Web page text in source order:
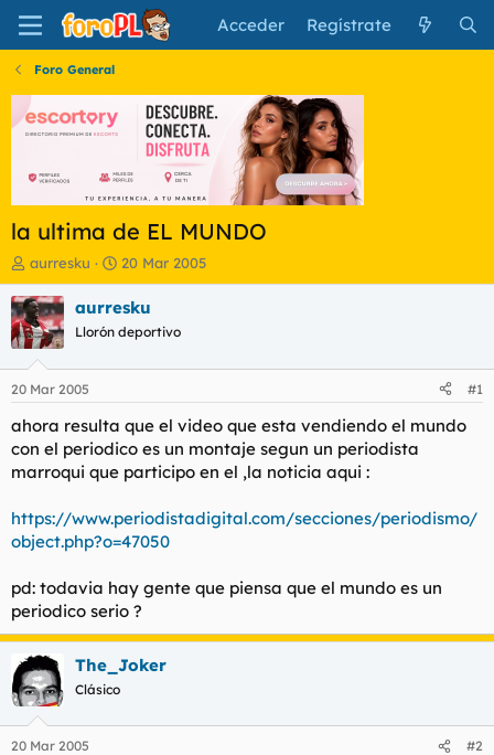
Acceder Regístrate
Foro General
la ultima de EL MUNDO
I
n
i
c
i
a
d
o
r
e
l
e
m
aurresku
F
e
c
a
i
n
c
20 Mar 2005
aurresku
Llorón deportivo
20 Mar 2005 #1
ahora resulta que el video que esta vendiendo el mundo
con el periodico es un montaje segun un periodista
marroqui que participo en el ,la noticia aqui :
https://www.periodistadigital.com/secciones/periodismo/
object.php?o=47050
pd: todavia hay gente que piensa que el mundo es un
periodico serio ?
The_Joker
Clásico
20 Mar 2005 #2